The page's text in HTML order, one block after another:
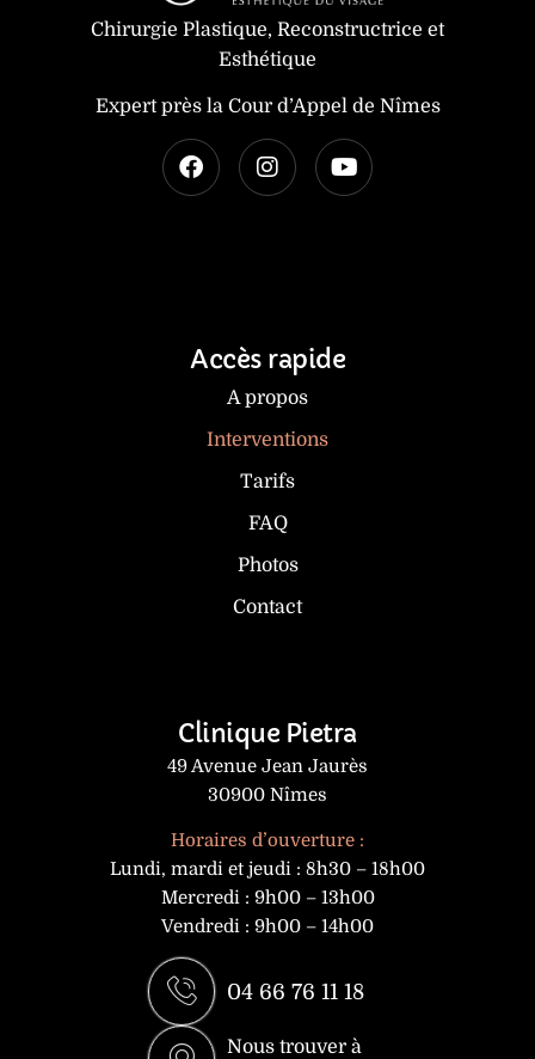
Chirurgie Plastique, Reconstructrice et
Esthétique
Expert près la Cour d’Appel de Nîmes
Accès rapide
A propos
Interventions
Tarifs
FAQ
Photos
Contact
Clinique Pietra
49 Avenue Jean Jaurès
30900 Nîmes
Horaires d’ouverture :
Lundi, mardi et jeudi : 8h30 – 18h00
Mercredi : 9h00 – 13h00
Vendredi : 9h00 – 14h00
04 66 76 11 18
Nous trouver à